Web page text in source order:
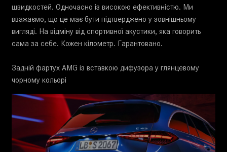
швидкостей. Одночасно із високою ефективністю. Ми
вважаємо, що це має бути підтверджено у зовнішньому
вигляді. На відміну від спортивної акустики, яка говорить
сама за себе. Кожен кілометр. Гарантовано.
Задній фартух AMG із вставкою дифузора у глянцевому
чорному кольорі